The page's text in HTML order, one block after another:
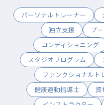
パーソナルトレーナー
独立支援
プ
コンディショニング
スタジオプログラム
ファンクショナルト
健康運動指導士
資